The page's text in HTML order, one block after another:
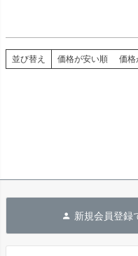
並び替え 価格が安い順 価格
新規会員登録